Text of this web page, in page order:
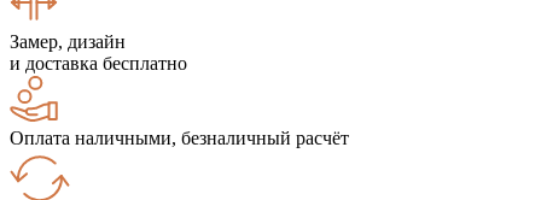
Замер, дизайн
и доставка бесплатно
Оплата наличными, безналичный расчёт